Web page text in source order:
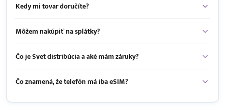
Kedy mi tovar doručíte?
Môžem nakúpiť na splátky?
Čo je Svet distribúcia a aké mám záruky?
Čo znamená, že telefón má iba eSIM?